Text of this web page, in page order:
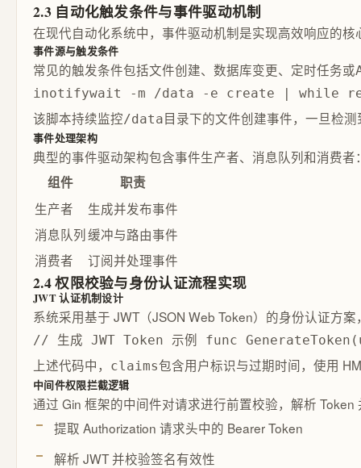
2.3 自动化触发条件与事件驱动机制
在现代自动化系统中，事件驱动机制是实现高效响应的
事件源与触发条件
常见的触发条件包括文件创建、数据库变更、定时任务
inotifywait -m /data -e create | while
该脚本持续监控/data目录下的文件创建事件，一旦检
事件处理架构
典型的事件驱动架构包含事件生产者、消息队列和消费者
组件
职责
生产者
生成并发布事件
消息队列缓冲与路由事件
消费者
订阅并处理事件
2.4 权限校验与身份认证流程实现
JWT 认证机制设计
系统采用基于 JWT（JSON Web Token）的身份认证方
// 生成 JWT Token 示例 func
上述代码中， claims包含用户标识与过期时间，使用
中间件权限拦截逻辑
通过 Gin 框架的中间件对请求进行前置校验，解析
提取 Authorization 请求头中的 Bearer Token
解析 JWT 并校验签名有效性